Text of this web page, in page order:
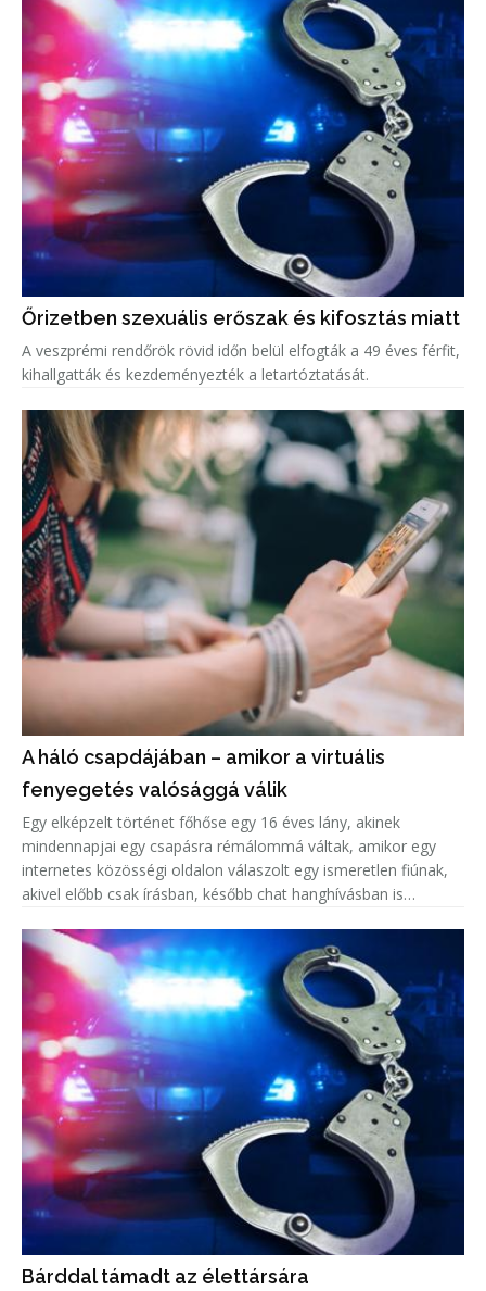
Őrizetben szexuális erőszak és kifosztás miatt
A veszprémi rendőrök rövid időn belül elfogták a 49 éves férfit,
kihallgatták és kezdeményezték a letartóztatását.
A háló csapdájában – amikor a virtuális
fenyegetés valósággá válik
Egy elképzelt történet főhőse egy 16 éves lány, akinek
mindennapjai egy csapásra rémálommá váltak, amikor egy
internetes közösségi oldalon válaszolt egy ismeretlen fiúnak,
akivel előbb csak írásban, később chat hanghívásban is
Bárddal támadt az élettársára